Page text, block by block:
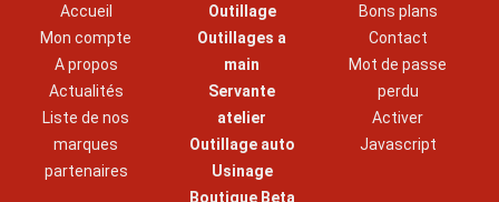
Accueil
Mon compte
A propos
Actualités
Liste de nos
marques
partenaires
Outillage
Outillages a
main
Servante
atelier
Outillage auto
Usinage
Boutique Beta
Bons plans
Contact
Mot de passe
perdu
Activer
Javascript